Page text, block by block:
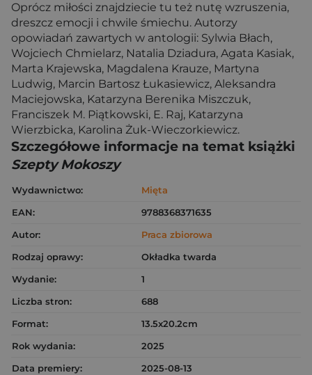
Oprócz miłości znajdziecie tu też nutę wzruszenia,
dreszcz emocji i chwile śmiechu. Autorzy
opowiadań zawartych w antologii: Sylwia Błach,
Wojciech Chmielarz, Natalia Dziadura, Agata Kasiak,
Marta Krajewska, Magdalena Krauze, Martyna
Ludwig, Marcin Bartosz Łukasiewicz, Aleksandra
Maciejowska, Katarzyna Berenika Miszczuk,
Franciszek M. Piątkowski, E. Raj, Katarzyna
Wierzbicka, Karolina Żuk-Wieczorkiewicz.
Szczegółowe informacje na temat książki
Szepty Mokoszy
Wydawnictwo:
Mięta
EAN:
9788368371635
Autor:
Praca zbiorowa
Rodzaj oprawy:
Okładka twarda
Wydanie:
1
Liczba stron:
688
Format:
13.5x20.2cm
Rok wydania:
2025
Data premiery:
2025-08-13